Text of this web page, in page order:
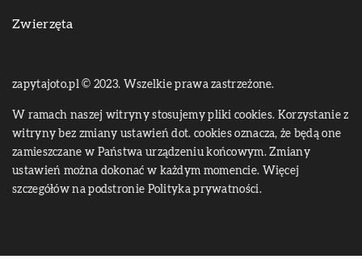
Zwierzęta
zapytajoto.pl © 2023. Wszelkie prawa zastrzeżone.
W ramach naszej witryny stosujemy pliki cookies. Korzystanie z
witryny bez zmiany ustawień dot. cookies oznacza, że będą one
zamieszczane w Państwa urządzeniu końcowym. Zmiany
ustawień można dokonać w każdym momencie. Więcej
szczegółów na podstronie Polityka prywatności.